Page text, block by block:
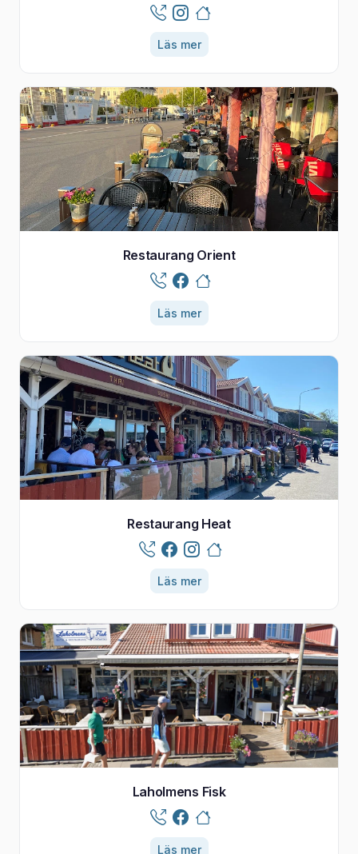
Läs mer
Restaurang Orient
Läs mer
Restaurang Heat
Läs mer
Laholmens Fisk
Läs mer